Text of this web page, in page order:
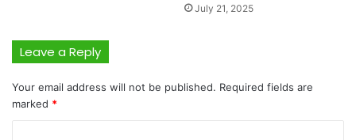
July 21, 2025
Leave a Reply
Your email address will not be published. Required fields are
marked *